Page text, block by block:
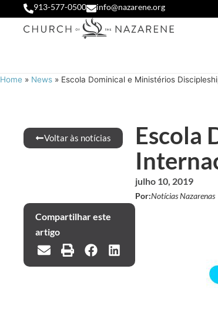
913-577-0500 info@nazarene.org
Home » News » Escola Dominical e Ministérios
Voltar às notícias
Escola
julho 10, 2019
Por:Notícias Nazarenas
Compartilhar este
artigo